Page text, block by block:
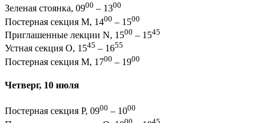
Зеленая стоянка, 0900 – 1300
Постерная секция M, 1400 – 1500
Приглашенные лекции N, 1500 – 1545
Устная секция O, 1545 – 1655
Постерная секция M, 1700 – 1900
Четверг, 10 июля
Постерная секция P, 0900 – 1000